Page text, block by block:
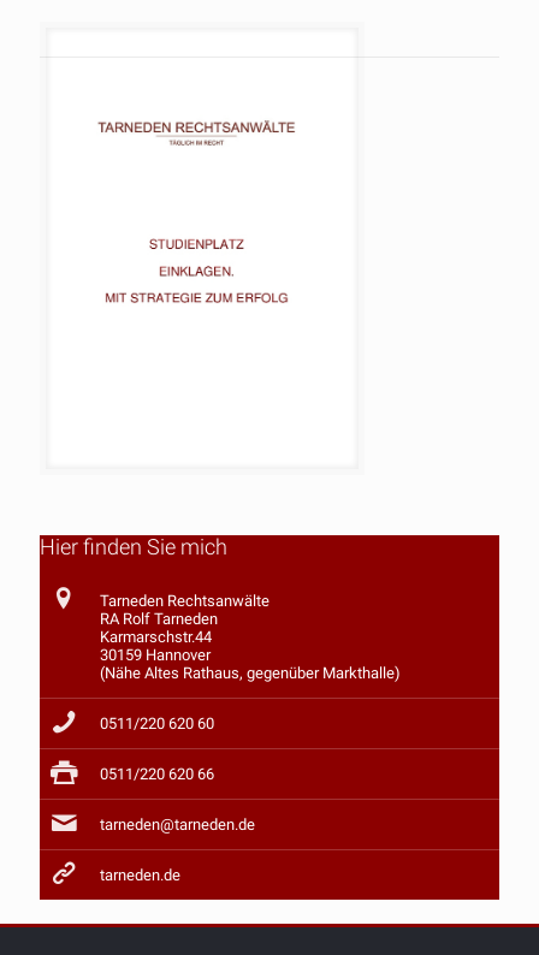
Hier finden Sie mich
Tarneden Rechtsanwälte
RA Rolf Tarneden
Karmarschstr.44
30159 Hannover
(Nähe Altes Rathaus, gegenüber Markthalle)
0511/220 620 60
0511/220 620 66
tarneden@tarneden.de
tarneden.de